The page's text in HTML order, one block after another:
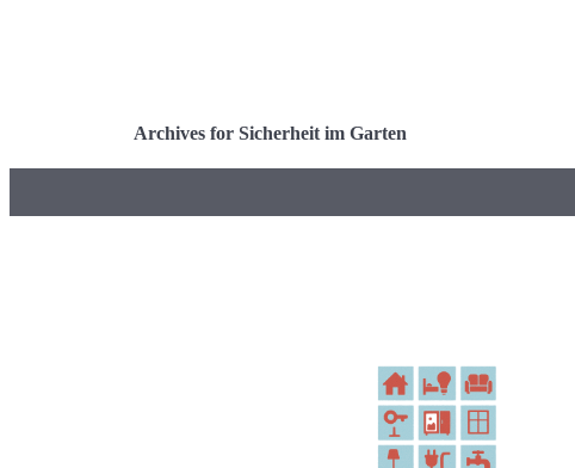
Archives for Sicherheit im Garten